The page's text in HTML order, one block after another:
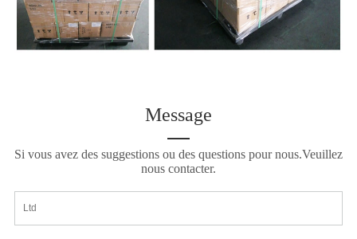
Message
Si vous avez des suggestions ou des questions pour nous.Veuillez
nous contacter.